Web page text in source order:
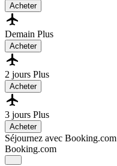
Acheter
Demain Plus
Acheter
2 jours Plus
Acheter
3 jours Plus
Acheter
Séjournez avec Booking.com
Booking.com